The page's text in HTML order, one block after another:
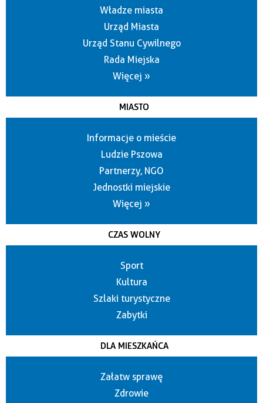
Władze miasta
Urząd Miasta
Urząd Stanu Cywilnego
Rada Miejska
Więcej »
MIASTO
Informacje o mieście
Ludzie Pszowa
Partnerzy, NGO
Jednostki miejskie
Więcej »
CZAS WOLNY
Sport
Kultura
Szlaki turystyczne
Zabytki
DLA MIESZKAŃCA
Załatw sprawę
Zdrowie